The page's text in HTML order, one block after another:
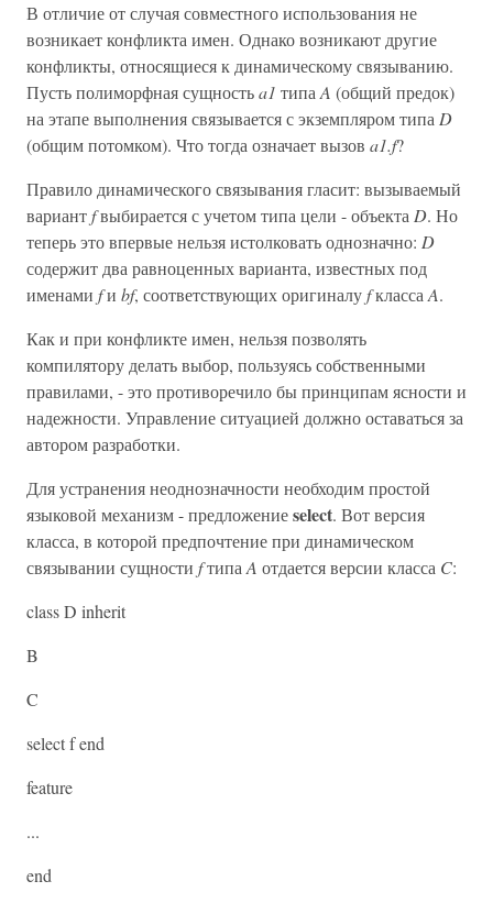
В отличие от случая совместного использования не
возникает конфликта имен. Однако возникают другие
конфликты, относящиеся к динамическому связыванию.
Пусть полиморфная сущностьa1 типа A (общий предок)
на этапе выполнения связывается с экземпляром типа D
(общим потомком). Что тогда означает вызов a1.f?
Правило динамического связывания гласит: вызываемый
вариантfвыбирается с учетом типа цели - объекта D. Но
теперь это впервые нельзя истолковать однозначно: D
содержит два равноценных варианта, известных под
именами fи bf, соответствующих оригиналуfкласса A.
Как и при конфликте имен, нельзя позволять
компилятору делать выбор, пользуясь собственными
правилами, - это противоречило бы принципам ясности и
надежности. Управление ситуацией должно оставаться за
автором разработки.
Для устранения неоднозначности необходим простой
языковой механизм - предложениеselect. Вот версия
класса, в которой предпочтение при динамическом
связывании сущности fтипа A отдается версии класса C:
class D inherit
B
C
select f end
feature
...
end